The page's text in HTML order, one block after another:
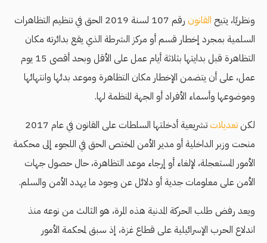
ونظريًا، يتيح القانون
رقم 107 لسنة 2019 الحق في تنظيم التظاهرات
السلمية بمجرد إخطار قسم أو مركز الشرطة الذي يقع بدائرته مكان
التظاهرة قبل بدايتها بثلاثة أيام عمل على الأقل وبحد أقصى 15 يوم
عمل، على أن يتضمن الإخطار مكان التظاهرة وموعد بدئها وانتهائها
وموضوعها وأسماء الأفراد أو الجهة المنظمة لها.
لكنتعديلات
تشريعية أدخلتها السلطات على القانون في عام 2017
منحت وزبر الداخلية أو مدير الأمن المختص الحق في اللجوء إلى محكمة
الأمور المستعجلة، لإلغاء أو إرجاء موعد التظاهرة، حال حصول جهات
الأمن على معلومات جدية أو دلائل عن وجود ما يهدد الأمن والسلم.
ويعد رفض طلب الحركة المدنية هذه المرة، هو الثالث من نوعه منذ
اندلاع الحرب الإسرائيلية على قطاع غزة، إذ سبق لمحكمة الأمور